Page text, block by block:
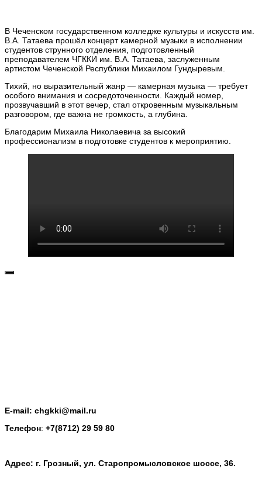
В Чеченском государственном колледже культуры и искусств им.
В.А. Татаева прошёл концерт камерной музыки в исполнении
студентов струнного отделения, подготовленный
преподавателем ЧГККИ им. В.А. Татаева, заслуженным
артистом Чеченской Республики Михаилом Гундыревым.
Тихий, но выразительный жанр — камерная музыка — требует
особого внимания и сосредоточенности. Каждый номер,
прозвучавший в этот вечер, стал откровенным музыкальным
разговором, где важна не громкость, а глубина.
Благодарим Михаила Николаевича за высокий
профессионализм в подготовке студентов к мероприятию.
E-mail: chgkki@mail.ru
Телефон: +7(8712) 29 59 80
Адрес: г. Грозный, ул. Старопромысловское шоссе, 36.